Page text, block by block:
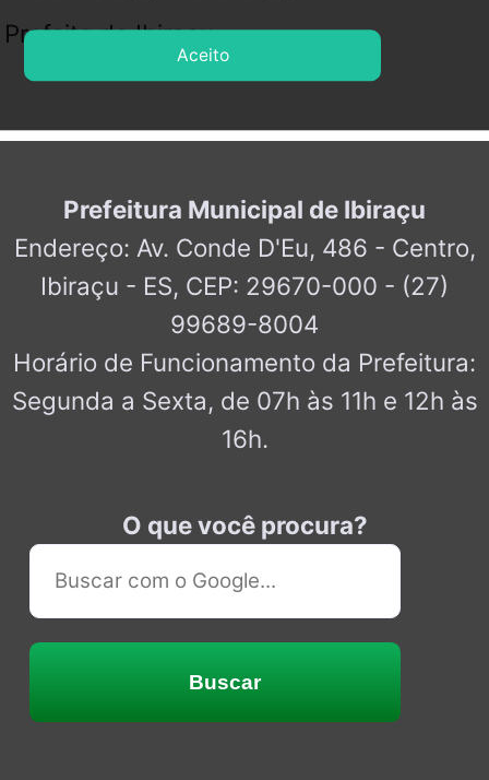
Aceito
Prefeito de Ibiraçu
Prefeitura Municipal de Ibiraçu
Endereço: Av. Conde D'Eu, 486 - Centro,
Ibiraçu - ES, CEP: 29670-000 - (27)
99689-8004
Horário de Funcionamento da Prefeitura:
Segunda a Sexta, de 07h às 11h e 12h às
16h.
O que você procura?
Buscar